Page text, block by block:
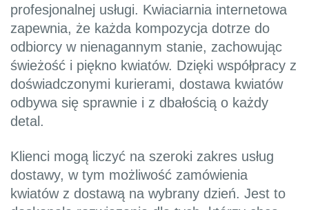
profesjonalnej usługi. Kwiaciarnia internetowa
zapewnia, że każda kompozycja dotrze do
odbiorcy w nienagannym stanie, zachowując
świeżość i piękno kwiatów. Dzięki współpracy z
doświadczonymi kurierami, dostawa kwiatów
odbywa się sprawnie i z dbałością o każdy
detal.
Klienci mogą liczyć na szeroki zakres usług
dostawy, w tym możliwość zamówienia
kwiatów z dostawą na wybrany dzień. Jest to